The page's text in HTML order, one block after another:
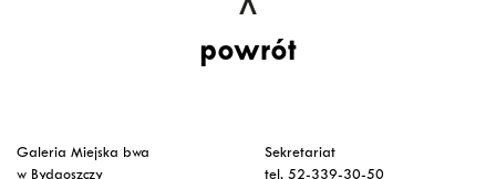
powrót
Galeria Miejska bwa
Sekretariat